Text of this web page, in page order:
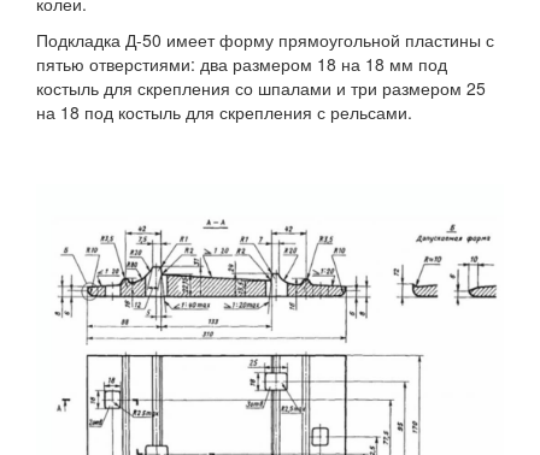
Подкладка Д-50 имеет форму прямоугольной пластины с
пятью отверстиями: два размером 18 на 18 мм под
костыль для скрепления со шпалами и три размером 25
на 18 под костыль для скрепления с рельсами.